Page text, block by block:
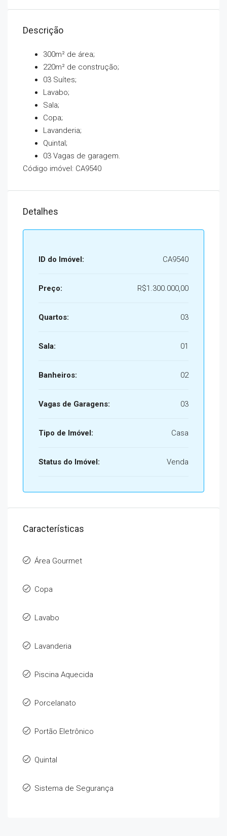
Descrição
300m² de área;
220m² de construção;
03 Suítes;
Lavabo;
Sala;
Copa;
Lavanderia;
Quintal;
03 Vagas de garagem.
Código imóvel: CA9540
Detalhes
ID do Imóvel: CA9540
Preço: R$1.300.000,00
Quartos: 03
Sala: 01
Banheiros: 02
Vagas de Garagens: 03
Tipo de Imóvel: Casa
Status do Imóvel: Venda
Características
Área Gourmet
Copa
Lavabo
Lavanderia
Piscina Aquecida
Porcelanato
Portão Eletrônico
Quintal
Sistema de Segurança